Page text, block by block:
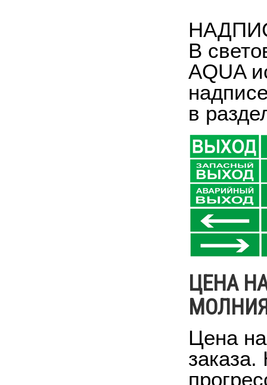
В
AQUA
в
ЦЕНА
Цена